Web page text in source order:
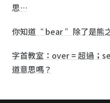
思…
你知道“ bear ”除了是熊
字首教室：over = 超過；
道意思嗎？